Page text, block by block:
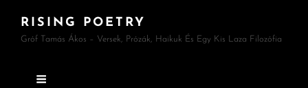
RISING POETRY
Gróf Tamás Ákos – Versek, Prózák, Haikuk És Egy Kis Laza Filozófia